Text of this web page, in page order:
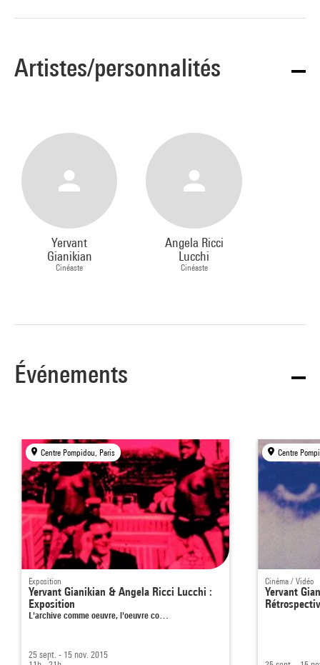
Artistes/personnalités
Yervant
Gianikian
Cinéaste
Angela Ricci
Lucchi
Cinéaste
Événements
Centre Pompidou, Paris
Exposition
Yervant Gianikian & Angela Ricci Lucchi :
Exposition
L'archive comme oeuvre, l'oeuvre co…
25 sept. - 15 nov. 2015
Centre
Cinéma / Vidéo
Yervant